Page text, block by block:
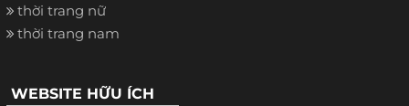
thời trang nữ
thời trang nam
WEBSITE HỮU ÍCH